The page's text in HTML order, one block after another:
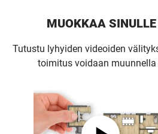
MUOKKAA
Tutustu lyhyiden videoiden
toimitus voidaan